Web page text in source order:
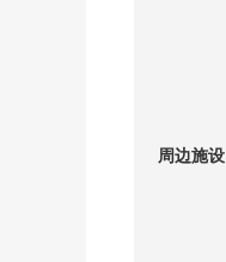
周边施设